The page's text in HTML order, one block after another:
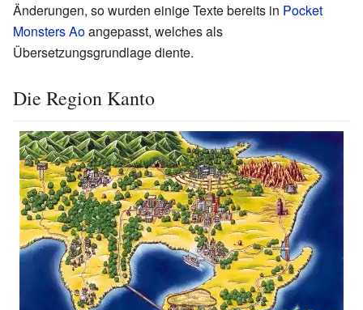
Änderungen, so wurden einige Texte bereits in Pocket
Monsters Aoangepasst, welches als
Übersetzungsgrundlage diente.
Die Region Kanto